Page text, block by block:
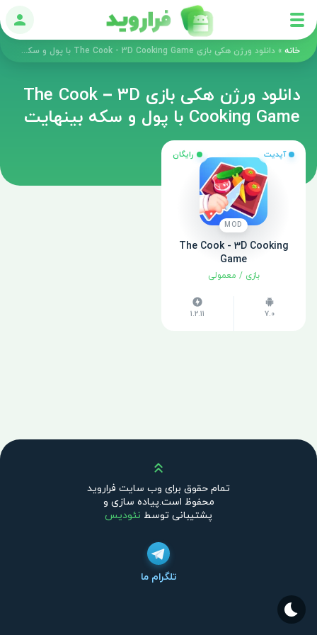
ورود
خانه » دانلود ورژن هکی بازی The Cook - 3D Cooking Game با پول و سکه بینهایت
دانلود ورژن هکی بازی The Cook – 3D
Cooking Game با پول و سکه بینهایت
آپدیت رایگان
MOD
The Cook - 3D Cooking
Game
بازی / معمولی
7.0
1.2.11
بالا
تمام حقوق برای وب سایت فراروید
محفوظ است.پیاده سازی و
پشتیبانی توسط نئودیس
تلگرام ما